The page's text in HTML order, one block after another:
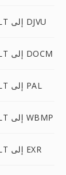
PLT إلى DJVU
PLT إلى DOCM
PLT إلى PAL
PLT إلى WBMP
PLT إلى EXR